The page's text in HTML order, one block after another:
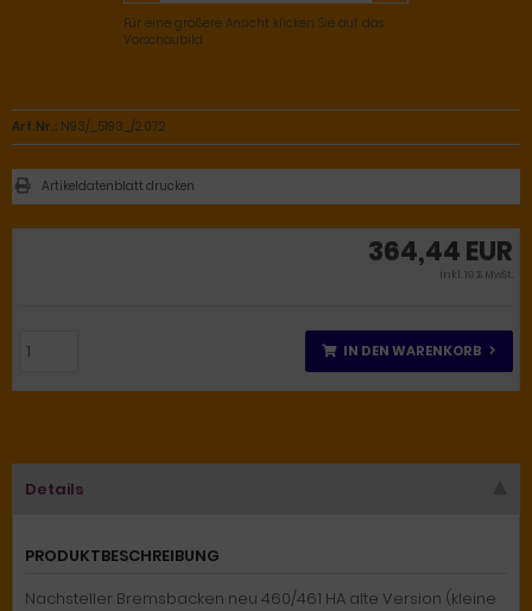
Für eine größere Ansicht klicken Sie auf das
Vorschaubild
364,44 EUR
inkl. 19 % MwSt.
IN DEN WARENKORB
Art.Nr.: N93/_5193_/2.07.2
Artikeldatenblatt drucken
Details
PRODUKTBESCHREIBUNG
Nachsteller Bremsbacken neu 460/461 HA alte Version (kleine